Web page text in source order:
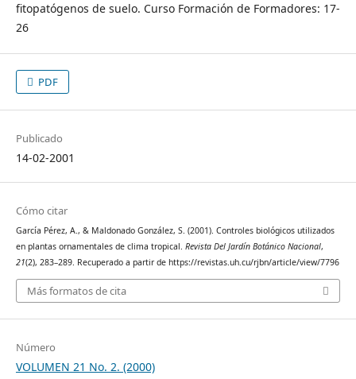
fitopatógenos de suelo. Curso Formación de Formadores: 17-
26
PDF
Publicado
14-02-2001
Cómo citar
García Pérez, A., & Maldonado González, S. (2001). Controles biológicos utilizados
en plantas ornamentales de clima tropical. Revista Del Jardín Botánico Nacional,
21(2), 283–289. Recuperado a partir de https://revistas.uh.cu/rjbn/article/view/7796
Más formatos de cita
Número
VOLUMEN 21 No. 2. (2000)